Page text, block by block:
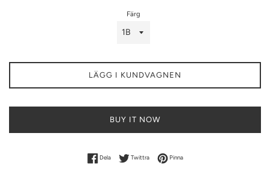
Färg
LÄGG I KUNDVAGNEN
BUY IT NOW
DelaDela på Facebook
TwittraDela på Twitter
PinnaDela på Pinterest